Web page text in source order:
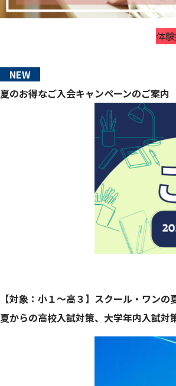
体
NEW
夏のお得なご入会キャンペーンのご案内
【対象：小１～高３】スクール・ワン
夏からの高校入試対策、大学年内入試対